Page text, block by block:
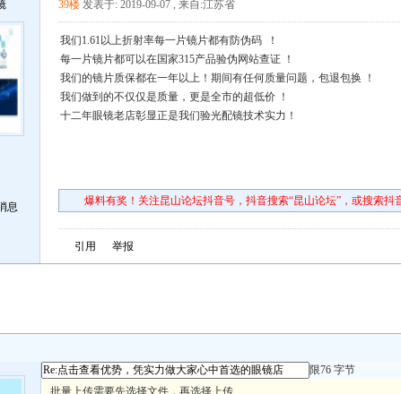
息
39楼 发表于: 2019-09-07 , 来自:江苏省
我们1.61以上折射率每一片镜片都有防伪码 ！
每一片镜片都可以在国家315产品验伪网站查证 ！
我们的镜片质保都在一年以上！期间有任何质量问题，包退包换 ！
我们做到的不仅仅是质量，更是全市的超低价 ！
十二年眼镜老店彰显正是我们验光配镜技术实力！
爆料有奖！关注昆山论坛抖音号，抖音搜索“昆山论坛”，或搜索抖
引用 举报
限76 字节
批量上传需要先选择文件，再选择上传